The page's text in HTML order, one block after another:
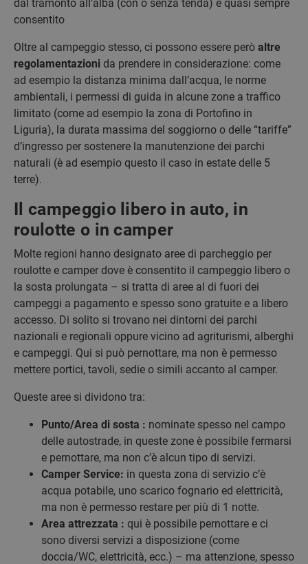
dal tramonto all’alba (con o senza tenda) è quasi sempre
consentito
Oltre al campeggio stesso, ci possono essere però altre
regolamentazioni da prendere in considerazione: come
ad esempio la distanza minima dall’acqua, le norme
ambientali, i permessi di guida in alcune zone a traffico
limitato (come ad esempio la zona di Portofino in
Liguria), la durata massima del soggiorno o delle “tariffe”
d’ingresso per sostenere la manutenzione dei parchi
naturali (è ad esempio questo il caso in estate delle 5
terre).
Il campeggio libero in auto, in
roulotte o in camper
Molte regioni hanno designato aree di parcheggio per
roulotte e camper dove è consentito il campeggio libero o
la sosta prolungata – si tratta di aree al di fuori dei
campeggi a pagamento e spesso sono gratuite e a libero
accesso. Di solito si trovano nei dintorni dei parchi
nazionali e regionali oppure vicino ad agriturismi, alberghi
e campeggi. Qui si può pernottare, ma non è permesso
mettere portici, tavoli, sedie o simili accanto al camper.
Queste aree si dividono tra:
Punto/Area di sosta : nominate spesso nel campo
delle autostrade, in queste zone è possibile fermarsi
e pernottare, ma non c’è alcun tipo di servizi.
Camper Service: in questa zona di servizio c’è
acqua potabile, uno scarico fognario ed elettricità,
ma non è permesso restare per più di 1 notte.
Area attrezzata : qui è possibile pernottare e ci
sono diversi servizi a disposizione (come
doccia/WC, elettricità, ecc.) – ma attenzione, spesso